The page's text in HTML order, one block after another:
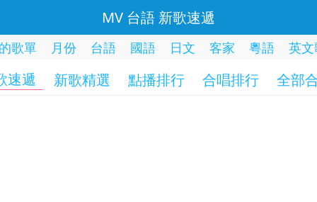
MV 台語 新歌速遞
歌單 月份 台語 國語 日文 客家 粵語 英
速遞 新歌精選 點播排行 合唱排行 全部